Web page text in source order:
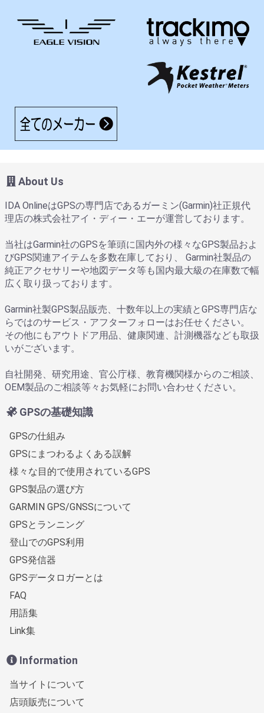
About Us
IDA OnlineはGPSの専門店であるガーミン(Garmin)社正規代
理店の株式会社アイ・ディー・エーが運営しております。
当社はGarmin社のGPSを筆頭に国内外の様々なGPS製品およ
びGPS関連アイテムを多数在庫しており、 Garmin社製品の
純正アクセサリーや地図データ等も国内最大級の在庫数で幅
広く取り扱っております。
Garmin社製GPS製品販売、十数年以上の実績とGPS専門店な
らではのサービス・アフターフォローはお任せください。
その他にもアウトドア用品、健康関連、計測機器なども取扱
いがございます。
自社開発、研究用途、官公庁様、教育機関様からのご相談、
OEM製品のご相談等々お気軽にお問い合わせください。
GPSの基礎知識
GPSの仕組み
GPSにまつわるよくある誤解
様々な目的で使用されているGPS
GPS製品の選び方
GARMIN GPS/GNSSについて
GPSとランニング
登山でのGPS利用
GPS発信器
GPSデータロガーとは
FAQ
用語集
Link集
Information
当サイトについて
店頭販売について